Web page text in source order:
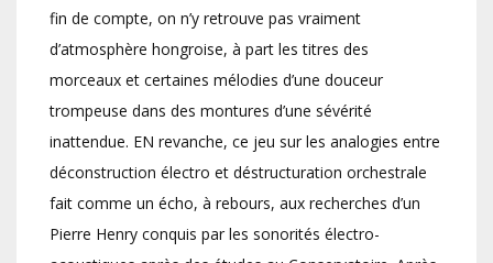
fin de compte, on n’y retrouve pas vraiment
d’atmosphère hongroise, à part les titres des
morceaux et certaines mélodies d’une douceur
trompeuse dans des montures d’une sévérité
inattendue. EN revanche, ce jeu sur les analogies entre
déconstruction électro et déstructuration orchestrale
fait comme un écho, à rebours, aux recherches d’un
Pierre Henry conquis par les sonorités électro-